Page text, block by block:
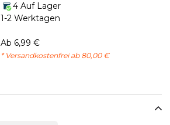
4 Auf Lager
1-2 Werktagen
Ab 6,99 €
* Versandkostenfrei ab 80,00 €